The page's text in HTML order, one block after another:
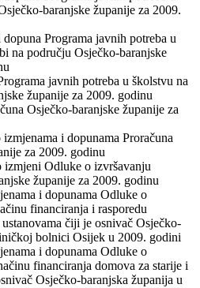
baranjske županije za 2009.
Programa javnih potreba u
na području Osječko-baranjske
javnih potreba u školstvu na
županije za 2009. godinu
Osječko-baranjske županije za
i dopunama Proračuna
za 2009. godinu
Odluke o izvršavanju
županije za 2009. godinu
i dopunama Odluke o
financiranja i rasporedu
čiji je osnivač Osječko-
bolnici Osijek u 2009. godini
i dopunama Odluke o
financiranja domova za starije i
Osječko-baranjska županija u